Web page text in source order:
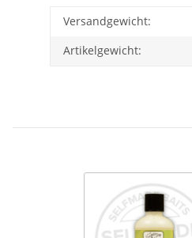
Versandgewicht:
Artikelgewicht: